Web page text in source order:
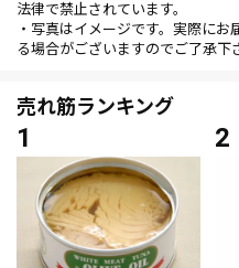
法律で禁止されています。
・写真はイメージです。実際に
る場合がございますのでご了承下
売れ筋ランキング